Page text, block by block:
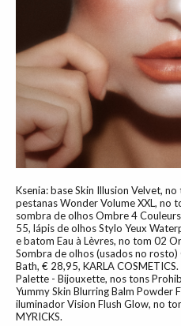
Ksenia: base Skin Illusion Velvet,
pestanas Wonder Volume XXL, no
sombra de olhos Ombre 4
55, lápis de olhos Stylo Yeux
e batom Eau à Lèvres, no tom 02
Sombra de olhos (usados no
Bath, € 28,95, KARLA
Palette - Bijouxette, nos tons
Yummy Skin Blurring Balm Powder
iluminador Vision Flush Glow, no
MYRICKS.